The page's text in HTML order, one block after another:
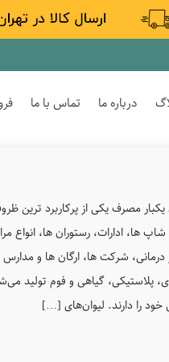
درباره ما تماس با ما
یکبار مصرف یکی از پرکاربرد ترین
ها، ادارات، رستوران‌ ها، انواع
درمانی، شرکت ها، ارگان ها و
پلاستیکی، گیاهی و فوم تولید
را دارند. لیوان‌های […]